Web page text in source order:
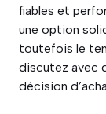
fiables et
une option
toutefois le
discutez avec
décision